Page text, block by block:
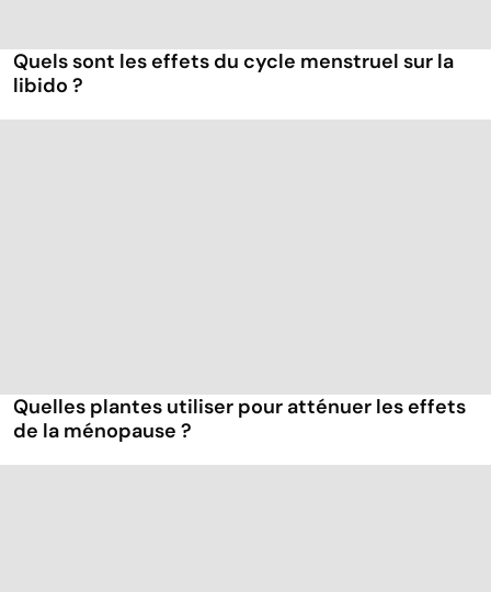
Quels sont les effets du cycle menstruel sur la
libido ?
Quelles plantes utiliser pour atténuer les effets
de la ménopause ?